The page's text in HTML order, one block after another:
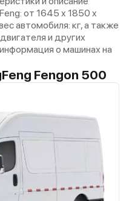
от 1645 x 1850 x
автомобиля: кг, а также
и других
о машинах на
Fengon 500